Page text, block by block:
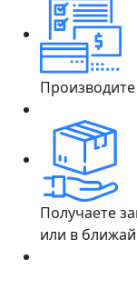
Получаете
или в